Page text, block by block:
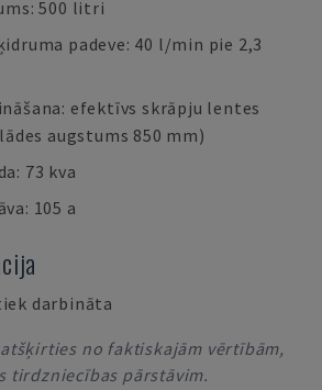
500 litri
padeve: 40 l/min pie 2,3
efektīvs skrāpju lentes
augstums 850 mm)
73 kva
105 a
darbināta
no faktiskajām vērtībām,
tirdzniecības pārstāvim.